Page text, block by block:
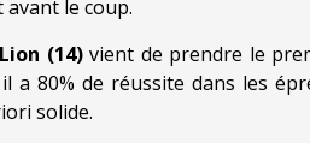
le coup.
(14)vient de prendre le
a 80% de réussite dans les
solide.